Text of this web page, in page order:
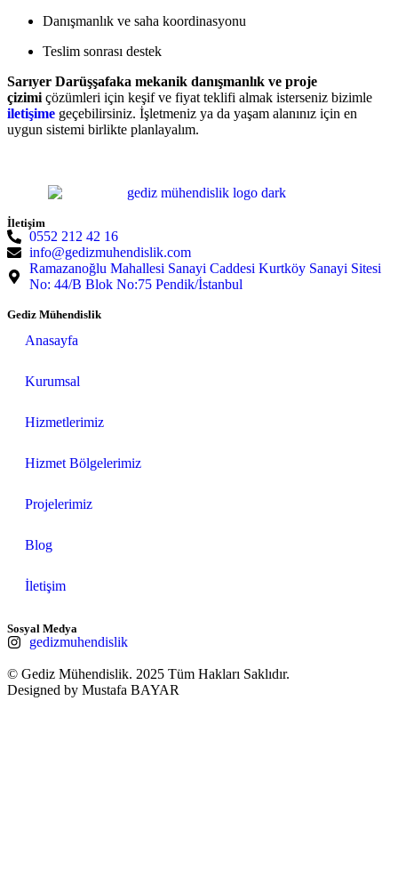
Danışmanlık ve saha koordinasyonu
Teslim sonrası destek
Sarıyer Darüşşafaka mekanik danışmanlık ve proje
çizimi çözümleri için keşif ve fiyat teklifi almak isterseniz bizimle
iletişime geçebilirsiniz. İşletmeniz ya da yaşam alanınız için en
uygun sistemi birlikte planlayalım.
İletişim
0552 212 42 16
info@gedizmuhendislik.com
Ramazanoğlu Mahallesi Sanayi Caddesi Kurtköy Sanayi Sitesi
No: 44/B Blok No:75 Pendik/İstanbul
Gediz Mühendislik
Anasayfa
Kurumsal
Hizmetlerimiz
Hizmet Bölgelerimiz
Projelerimiz
Blog
İletişim
Sosyal Medya
gedizmuhendislik
© Gediz Mühendislik. 2025 Tüm Hakları Saklıdır.
Designed by Mustafa BAYAR